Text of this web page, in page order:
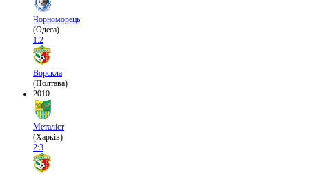
Чорноморець
(Одеса)
1:2
Ворскла
(Полтава)
2010
Металіст
(Харків)
2:3